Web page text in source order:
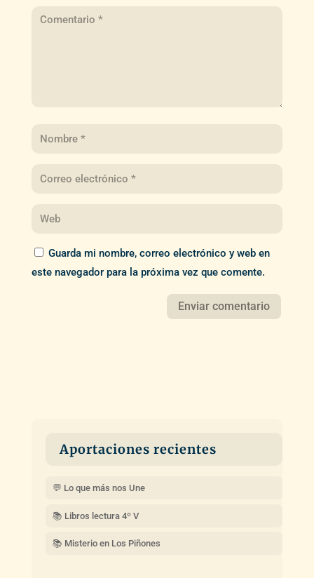
Guarda mi nombre, correo electrónico y web en
este navegador para la próxima vez que comente.
Aportaciones recientes
💬 Lo que más nos Une
📚 Libros lectura 4º V
📚 Misterio en Los Piñones